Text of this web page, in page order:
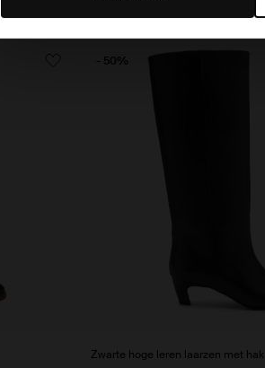
Zwarte hoge leren laarzen met hak
- 50%